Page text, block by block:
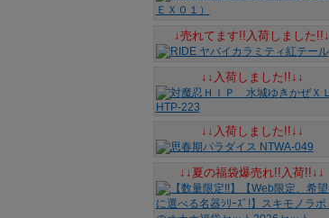
↓売れてます!!入荷しました!!↓
↓↓入荷しました!!↓↓
↓↓入荷しました!!↓↓
↓↓夏の福袋爆売れ!!入荷!!↓↓